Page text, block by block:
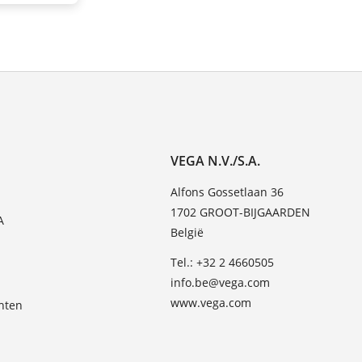
VEGA N.V./S.A.
Alfons Gossetlaan 36
1702 GROOT-BIJGAARDEN
België
Tel.: +32 2 4660505
info.be@vega.com
www.vega.com